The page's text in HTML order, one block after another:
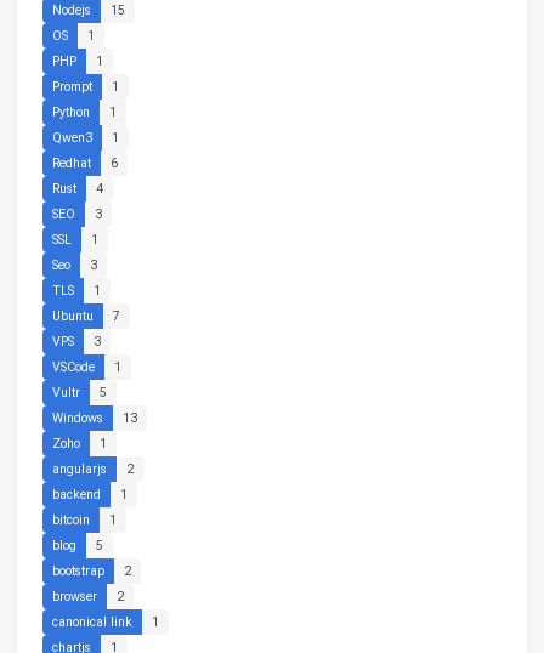
Nodejs
15
OS
1
PHP
1
Prompt
1
Python
1
Qwen3
1
Redhat
6
Rust
4
SEO
3
SSL
1
Seo
3
TLS
1
Ubuntu
7
VPS
3
VSCode
1
Vultr
5
Windows
13
Zoho
1
angularjs
2
backend
1
bitcoin
1
blog
5
bootstrap
2
browser
2
canonical link
1
chartjs
1